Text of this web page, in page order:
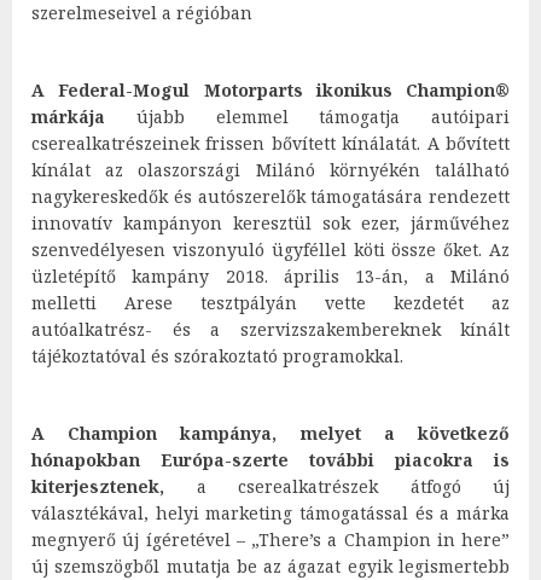
szerelmeseivel a régióban
A Federal-Mogul Motorparts ikonikus Champion®
márkája újabb elemmel támogatja autóipari
cserealkatrészeinek frissen bővített kínálatát. A bővített
kínálat az olaszországi Milánó környékén található
nagykereskedők és autószerelők támogatására rendezett
innovatív kampányon keresztül sok ezer, járművéhez
szenvedélyesen viszonyuló ügyféllel köti össze őket. Az
üzletépítő kampány 2018. április 13-án, a Milánó
melletti Arese tesztpályán vette kezdetét az
autóalkatrész- és a szervizszakembereknek kínált
tájékoztatóval és szórakoztató programokkal.
A Champion kampánya, melyet a következő
hónapokban Európa-szerte további piacokra is
kiterjesztenek, a cserealkatrészek átfogó új
választékával, helyi marketing támogatással és a márka
megnyerő új ígéretével – „There’s a Champion in here”
új szemszögből mutatja be az ágazat egyik legismertebb